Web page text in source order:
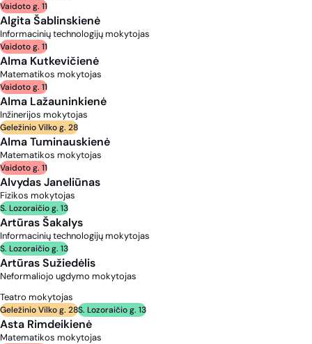
Vaidoto g. 11
Algita Šablinskienė
Informacinių technologijų mokytojas
Vaidoto g. 11
Alma Kutkevičienė
Matematikos mokytojas
Vaidoto g. 11
Alma Lažauninkienė
Inžinerijos mokytojas
Geležinio Vilko g. 28
Alma Tuminauskienė
Matematikos mokytojas
Vaidoto g. 11
Alvydas Janeliūnas
Fizikos mokytojas
S. Lozoraičio g. 13
Artūras Šakalys
Informacinių technologijų mokytojas
S. Lozoraičio g. 13
Artūras Sužiedėlis
Neformaliojo ugdymo mokytojas
Teatro mokytojas
Geležinio Vilko g. 28S. Lozoraičio g. 13
Asta Rimdeikienė
Matematikos mokytojas